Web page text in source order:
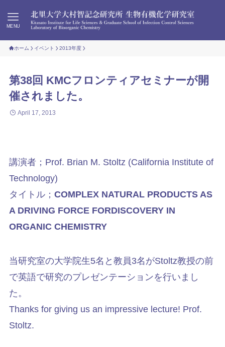
MENU
ホーム イベント 2013年度
第38回 KMCフロンティアセミナーが開
催されました。
April 17, 2013
講演者；Prof. Brian M. Stoltz (California Institute of
Technology)
タイトル； COMPLEX NATURAL PRODUCTS AS
A DRIVING FORCE FORDISCOVERY IN
ORGANIC CHEMISTRY
当研究室の大学院生5名と教員3名がStoltz教授の前
で英語で研究のプレゼンテーションを行いまし
た。
Thanks for giving us an impressive lecture! Prof.
Stoltz.